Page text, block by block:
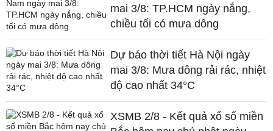
mai 3/8: TP.HCM ngày nắng,
chiều tối có mưa dông
Dự báo thời tiết Hà Nội ngày
mai 3/8: Mưa dông rải rác, nhiệt
độ cao nhất 34°C
XSMB 2/8 - Kết quả xổ số miền